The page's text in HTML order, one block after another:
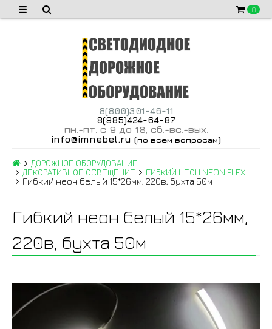
0
8(800)301-46-11
8(985)424-64-87
пн -пт с 9 до 18, сб -вс -вых.
info@imnebel.ru (по всем вопросам)
ДОРОЖНОЕ ОБОРУДОВАНИЕ
ДЕКОРАТИВНОЕ ОСВЕЩЕНИЕ
ГИБКИЙ НЕОН NEON FLEX
Гибкий неон белый 15*26мм, 220в, бухта 50м
Гибкий неон белый 15*26мм,
220в, бухта 50м